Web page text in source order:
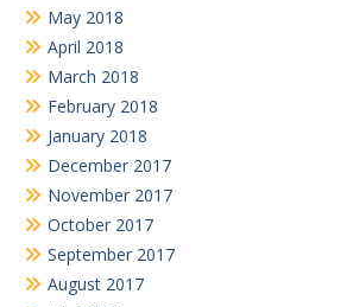
May 2018
April 2018
March 2018
February 2018
January 2018
December 2017
November 2017
October 2017
September 2017
August 2017